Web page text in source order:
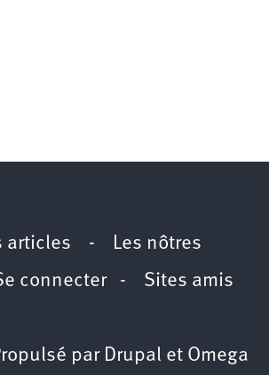
articles - Les nôtres
connecter- Sites amis
par Drupal et Omega